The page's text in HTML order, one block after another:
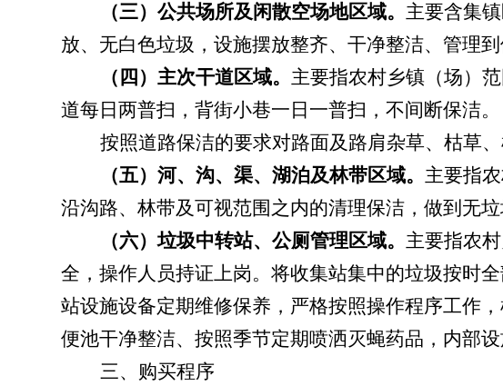
（三）公共场所及闲散空场地区域。 主要含集
放、无白色垃圾，设施摆放整齐、干净整洁、管理到
（四）主次干道区域。 主要指农村乡镇（场）
道每日两普扫，背街小巷一日一普扫，不间断保洁。
按照道路保洁的要求对路面及路肩杂草、枯草
（五）河、沟、渠、湖泊及林带区域。 主要指
沿沟路、林带及可视范围之内的清理保洁，做到无
（六）垃圾中转站、公厕管理区域。 主要指农
全，操作人员持证上岗。将收集站集中的垃圾按时
站设施设备定期维修保养，严格按照操作程序工作
便池干净整洁、按照季节定期喷洒灭蝇药品，内部设
三、购买程序